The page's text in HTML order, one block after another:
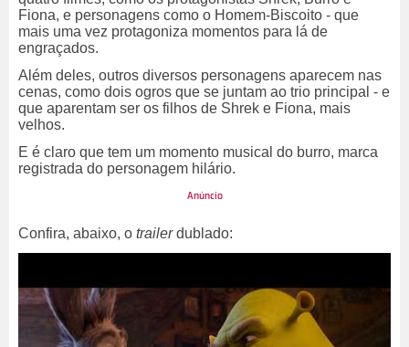
Fiona, e personagens como o Homem-Biscoito - que
mais uma vez protagoniza momentos para lá de
engraçados.
Além deles, outros diversos personagens aparecem nas
cenas, como dois ogros que se juntam ao trio principal - e
que aparentam ser os filhos de Shrek e Fiona, mais
velhos.
E é claro que tem um momento musical do burro, marca
registrada do personagem hilário.
Confira, abaixo, o trailerdublado: